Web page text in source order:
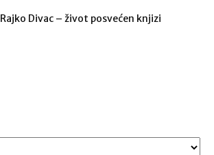
Rajko Divac – život posvećen knjizi